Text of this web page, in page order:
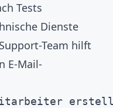
Tests
Dienste
Team hilft
E-Mail-